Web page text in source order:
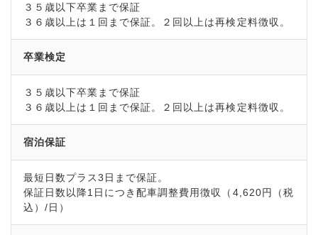
３５歳以下卒業まで保証
３６歳以上は１回まで保証。２回以上は再検定料徴収。
卒業検定
３５歳以下卒業まで保証
３６歳以上は１回まで保証。２回以上は再検定料徴収。
宿泊保証
最短日数プラス3日まで保証。
保証日数以降1日につき配車調整費用徴収（4,620円（税
込）/日）